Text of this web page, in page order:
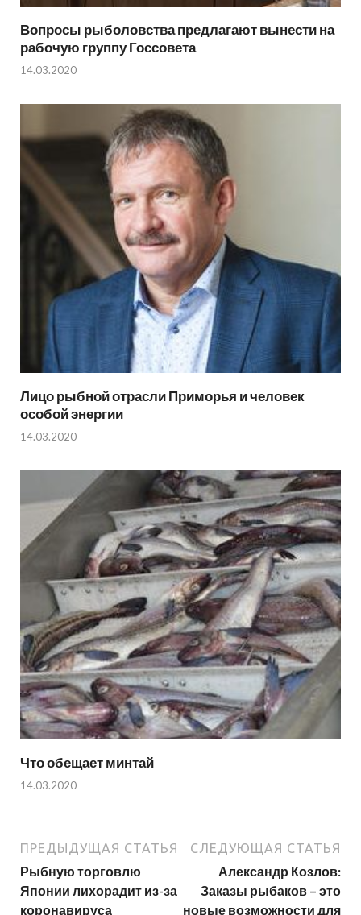
Вопросы рыболовства предлагают вынести на
рабочую группу Госсовета
14.03.2020
Лицо рыбной отрасли Приморья и человек
особой энергии
14.03.2020
Что обещает минтай
14.03.2020
ПРЕДЫДУЩАЯ СТАТЬЯ
Рыбную торговлю
Японии лихорадит из-за
коронавируса
СЛЕДУЮЩАЯ СТАТЬЯ
Александр Козлов:
Заказы рыбаков – это
новые возможности для